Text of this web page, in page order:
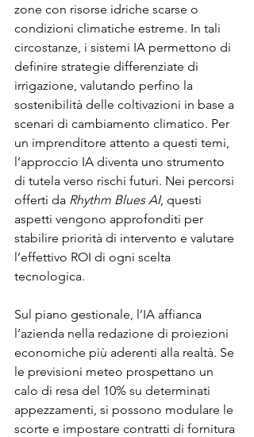
zone con risorse idriche scarse o
condizioni climatiche estreme. In tali
circostanze, i sistemi IA permettono di
definire strategie differenziate di
irrigazione, valutando perfino la
sostenibilità delle coltivazioni in base a
scenari di cambiamento climatico. Per
un imprenditore attento a questi temi,
l’approccio IA diventa uno strumento
di tutela verso rischi futuri. Nei percorsi
offerti da Rhythm Blues AI, questi
aspetti vengono approfonditi per
stabilire priorità di intervento e valutare
l’effettivo ROI di ogni scelta
tecnologica.
Sul piano gestionale, l’IA affianca
l’azienda nella redazione di proiezioni
economiche più aderenti alla realtà. Se
le previsioni meteo prospettano un
calo di resa del 10% su determinati
appezzamenti, si possono modulare le
scorte e impostare contratti di fornitura